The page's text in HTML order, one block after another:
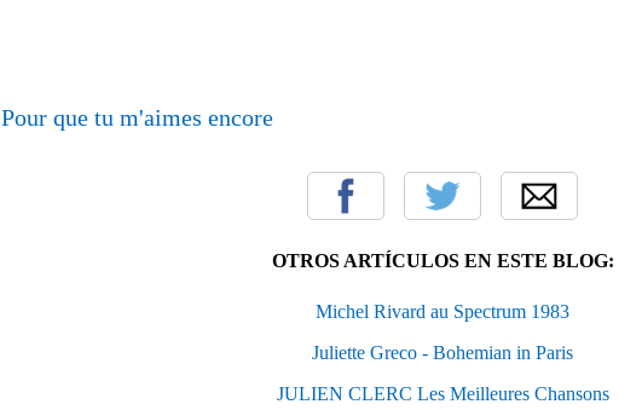
Pour que tu m'aimes encore
OTROS ARTÍCULOS EN ESTE BLOG:
Michel Rivard au Spectrum 1983
Juliette Greco - Bohemian in Paris
JULIEN CLERC Les Meilleures Chansons